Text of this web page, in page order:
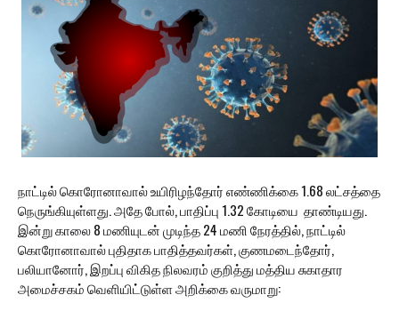
நாட்டில் கொரோனாவால் உயிரிழந்தோர் எண்ணிக்கை 1.68 லட்சத்தை
நெருங்கியுள்ளது. அதே போல், பாதிப்பு 1.32 கோடியை தாண்டியது.
இன்று காலை 8 மணியுடன் முடிந்த 24 மணி நேரத்தில், நாட்டில்
கொரோனாவால் புதிதாக பாதித்தவர்கள், குணமடைந்தோர்,
பலியானோர், இறப்பு விகித நிலவரம் குறித்து மத்திய சுகாதார
அமைச்சகம் வெளியிட்டுள்ள அறிக்கை வருமாறு: